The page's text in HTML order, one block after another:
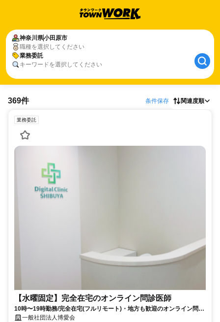
神奈川県小田原市
職種を選択してください
業務委託
キーワードを選択してください
369件 条件保存 関連度順
業務委託
【水曜固定】完全在宅のオンライン問診医師
10時〜19時勤務/完全在宅(フルリモート)・地方も歓迎のオンライン問診
業務一般社団法人博愛会